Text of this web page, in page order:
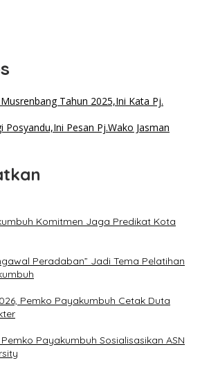
Tahun 2025,Ini Kata Pj.
Posyandu,Ini Pesan Pj.Wako Jasman
Komitmen Jaga Predikat Kota
Peradaban” Jadi Tema Pelatihan
Pemko Payakumbuh Cetak Duta
Pemko Payakumbuh Sosialisasikan ASN